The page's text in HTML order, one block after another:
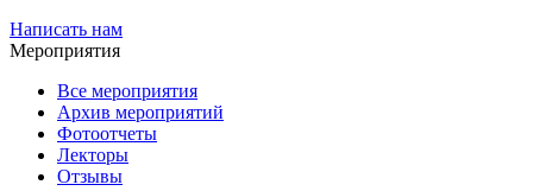
Написать нам
Мероприятия
Все мероприятия
Архив мероприятий
Фотоотчеты
Лекторы
Отзывы